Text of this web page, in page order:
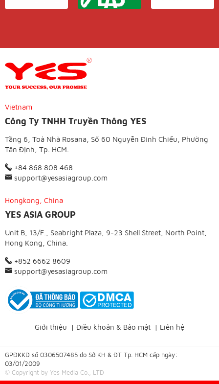
Vietnam
Công Ty TNHH Truyền Thông YES
Tầng 6, Toà Nhà Rosana, Số 60 Nguyễn Đình Chiểu, Phường
Tân Định, Tp. HCM.
+84 868 808 468
support@yesasiagroup.com
Hongkong, China
YES ASIA GROUP
Unit B, 13/F., Seabright Plaza, 9-23 Shell Street, North Point,
Hong Kong, China.
+852 6662 8609
support@yesasiagroup.com
Giới thiệu | Điều khoản & Bảo mật | Liên hệ
GPĐKKD số 0306507485 do Sở KH & ĐT Tp. HCM cấp ngày:
03/01/2009
© Copyright by Yes Media Co., LTD